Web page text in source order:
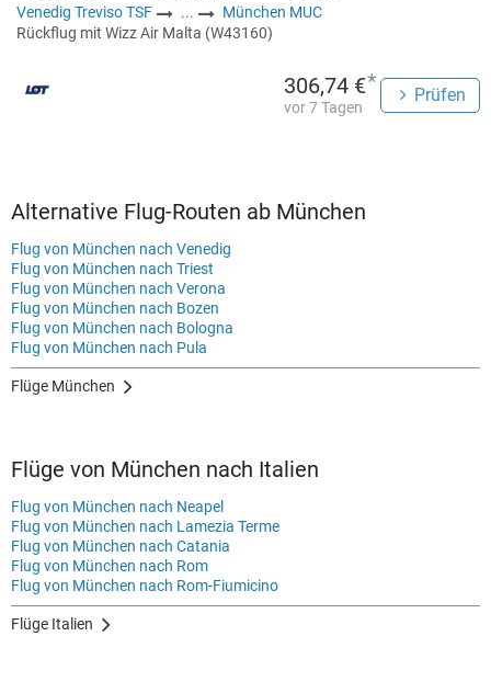
Venedig Treviso TSF ...
München MUC
Rückflug mit Wizz Air Malta (W43160)
306,74 €*
vor 7 Tagen
Prüfen
Alternative Flug-Routen ab München
Flug von München nach Venedig
Flug von München nach Triest
Flug von München nach Verona
Flug von München nach Bozen
Flug von München nach Bologna
Flug von München nach Pula
Flüge München
Flüge von München nach Italien
Flug von München nach Neapel
Flug von München nach Lamezia Terme
Flug von München nach Catania
Flug von München nach Rom
Flug von München nach Rom-Fiumicino
Flüge Italien